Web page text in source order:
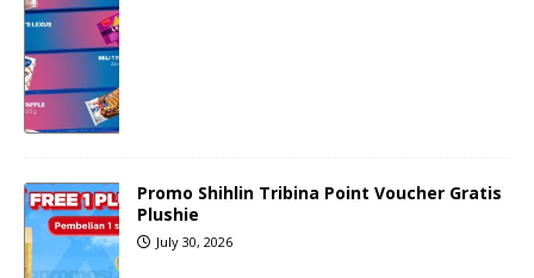
Promo Shihlin Tribina Point Voucher Gratis
Plushie
July 30, 2026